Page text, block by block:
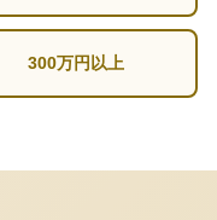
300万円以上